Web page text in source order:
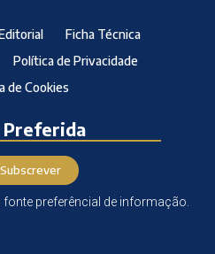
Ficha Técnica
Política de Privacidade
de Cookies
Preferida
Subscrever
preferêncial de informação.